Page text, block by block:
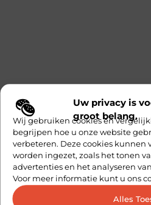
Uw privacy is
groot belang.
Wij gebruiken cookies en
begrijpen hoe u onze website
verbeteren. Deze cookies kunnen
worden ingezet, zoals het tonen
advertenties en het analyseren
Voor meer informatie kunt u ons
Alles
en